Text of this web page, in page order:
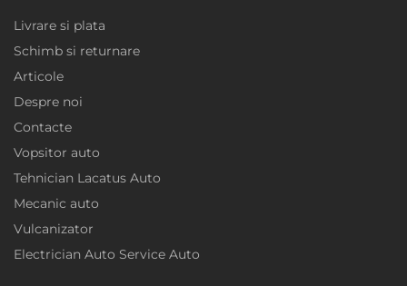
Livrare si plata
Schimb si returnare
Articole
Despre noi
Contacte
Vopsitor auto
Tehnician Lacatus Auto
Mecanic auto
Vulcanizator
Electrician Auto Service Auto